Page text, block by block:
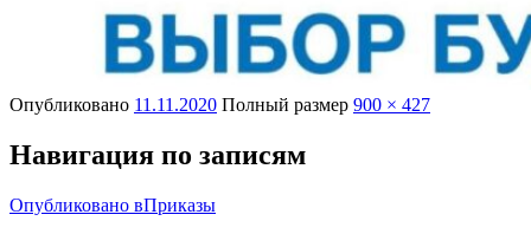
Опубликовано 11.11.2020 Полный размер 900 × 427
Навигация по записям
Опубликовано вПриказы